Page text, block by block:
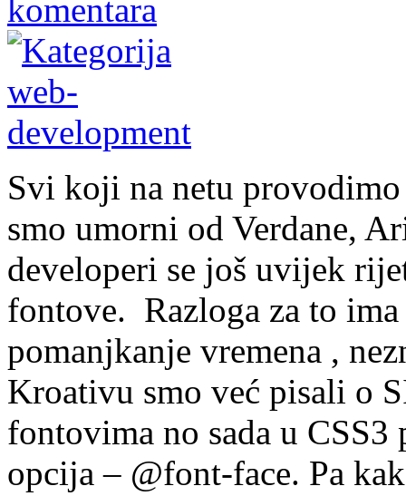
komentara
Svi koji na netu
smo umorni od Verdane,
developeri se još uvijek
fontove. Razloga za to
pomanjkanje vremena ,
Kroativu smo već pisali o
fontovima no sada u
opcija – @font-face. Pa